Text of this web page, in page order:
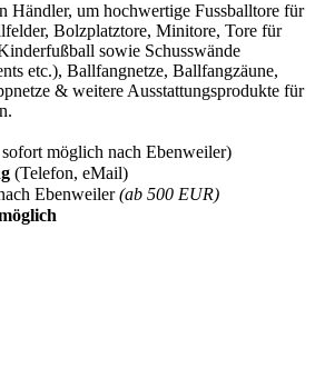
Händler, um hochwertige Fussballtore für
Bolzplatztore, Minitore, Tore für
sowie Schusswände
etc.), Ballfangnetze, Ballfangzäune,
& weitere Ausstattungsprodukte für
möglich nach Ebenweiler)
(Telefon, eMail)
Ebenweiler(ab 500 EUR)